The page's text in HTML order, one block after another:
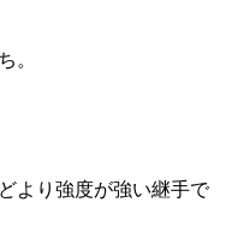
。
より強度が強い継手で